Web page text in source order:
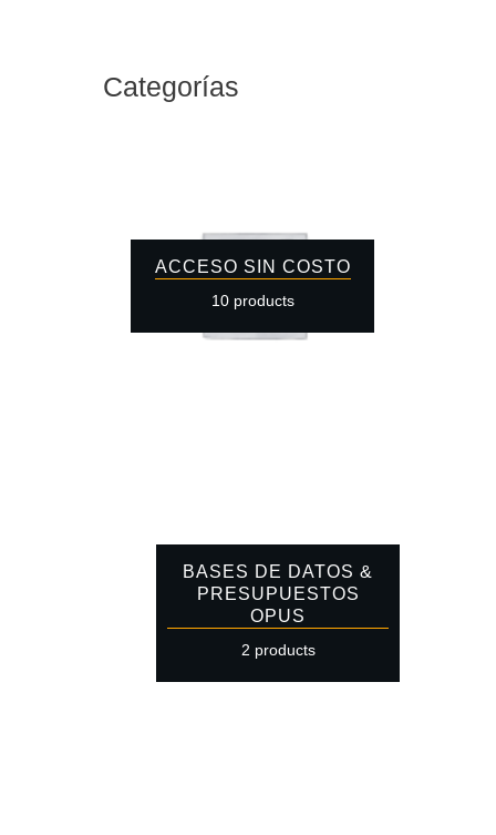
Categorías
ACCESO SIN COSTO
10 products
BASES DE DATOS &
PRESUPUESTOS
OPUS
2 products